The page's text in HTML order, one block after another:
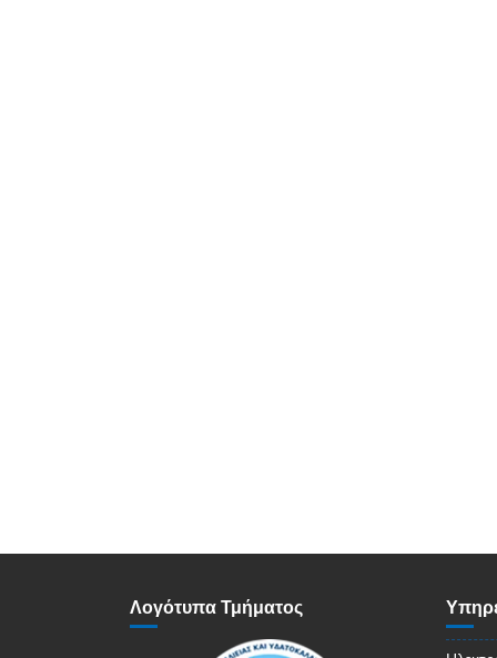
Λογότυπα Τμήματος